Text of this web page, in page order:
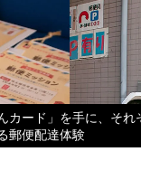
カード」を手に、そ
郵便配達体験